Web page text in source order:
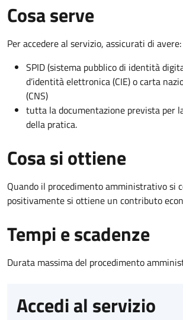
Cosa serve
Per accedere al servizio, assicurati di avere:
SPID (sistema pubblico di identità
d’identità elettronica (CIE) o carta
(CNS)
tutta la documentazione prevista per
della pratica.
Cosa si ottiene
Quando il procedimento amministrativo si
positivamente si ottiene un contributo
Tempi e scadenze
Durata massima del procedimento
Accedi al servizio